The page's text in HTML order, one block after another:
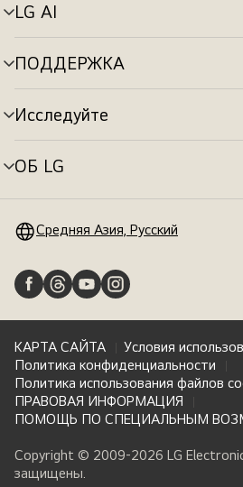
LG AI
Переключатель
меню
ПОДДЕРЖКА
Переключатель
меню
Исследуйте
Переключатель
меню
ОБ LG
Переключатель
Средняя Азия, Русский
КАРТА САЙТА
Условия
Политика конфиденциальности
Политика использования файлов
ПРАВОВАЯ ИНФОРМАЦИЯ
ПОМОЩЬ ПО СПЕЦИАЛЬНЫМ
Copyright © 2009-2026 LG
защищены.